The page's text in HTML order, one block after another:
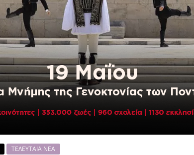
ΤΕΛΕΥΤΑΙΑ ΝΕΑ